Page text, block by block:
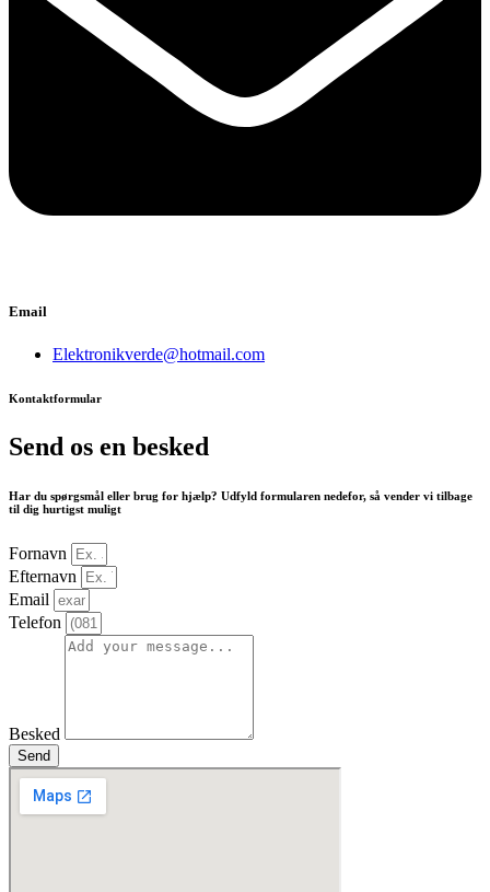
Email
Elektronikverde@hotmail.com
Kontaktformular
Send os en besked
Har du spørgsmål eller brug for hjælp? Udfyld formularen nedefor, så vender vi tilbage
til dig hurtigst muligt
Fornavn
Efternavn
Email
Telefon
Besked
Send